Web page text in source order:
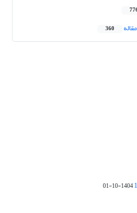
360
1404-10-01